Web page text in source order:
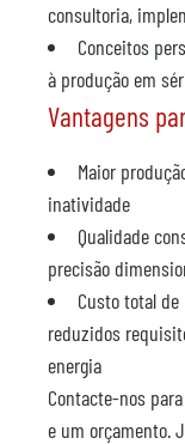
consultoria,
Conceitos
à produção em
Vantagens
Maior
inatividade
Qualidade
precisão
Custo total
reduzidos
energia
Contacte-nos
e um orçamento.